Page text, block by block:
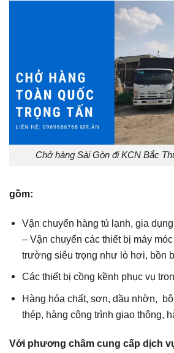
Chở hàng Sài Gòn đi KCN Bắc
gồm:
Vận chuyển hàng tủ lạnh, gia
– Vận chuyển các thiết bị máy
trường siêu trọng như lò hơi, bồn
Các thiết bị cồng kềnh phục vụ
Hàng hóa chất, sơn, dầu nhờn,
thép, hàng công trình giao thông,
Với phương châm cung cấp dịch